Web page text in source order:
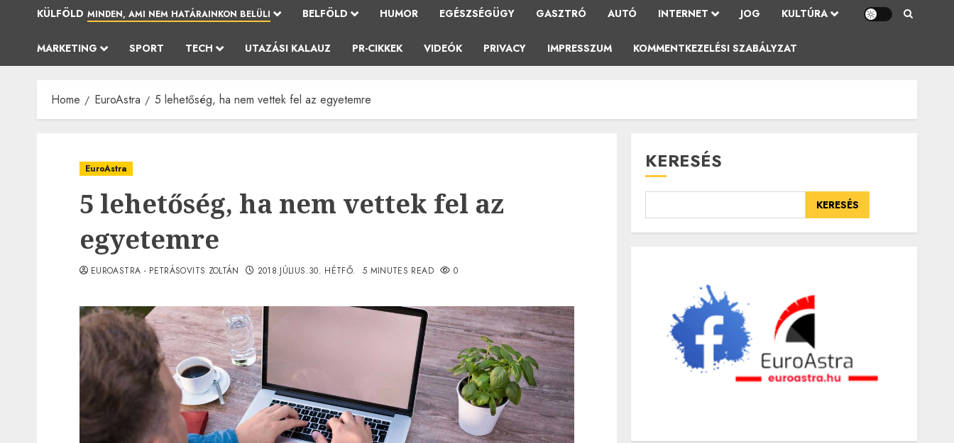
KÜLFÖLD MINDEN, AMI NEM HATÁRAINKON BELÜLI BELFÖLD HUMOR EGÉSZSÉGÜGY GASZTRÓ AUTÓ INTERNET JOG KULTÚRA
MARKETING SPORT TECH UTAZÁSI KALAUZ PR-CIKKEK VIDEÓK PRIVACY IMPRESSZUM KOMMENTKEZELÉSI SZABÁLYZAT
Home EuroAstra 5 lehetőség, ha nem vettek fel az egyetemre
EuroAstra
5 lehetőség, ha nem vettek fel az
egyetemre
EUROASTRA - PETRÁSOVITS ZOLTÁN 2018.JÚLIUS.30. HÉTFŐ. 5 MINUTES READ 0
KERESÉS
KERESÉS